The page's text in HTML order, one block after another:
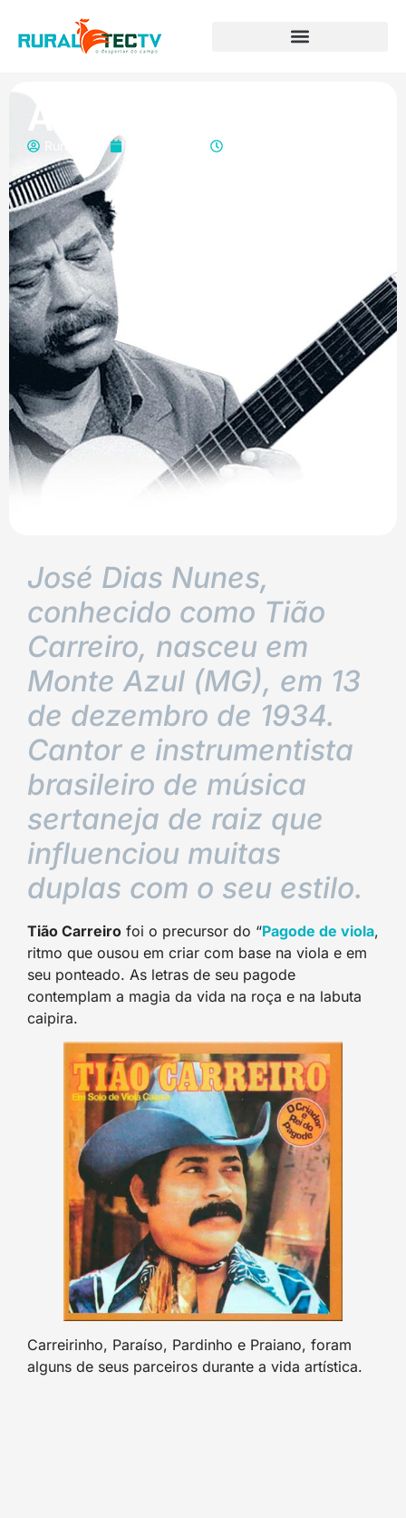
Arte – Tião Carreiro
RuraltecTV
José Dias Nunes,
conhecido como Tião
Carreiro, nasceu em
Monte Azul (MG), em 13
de dezembro de 1934.
Cantor e instrumentista
brasileiro de música
sertaneja de raiz que
influenciou muitas
duplas com o seu estilo.
Tião Carreiro foi o precursor do “Pagode de viola,
ritmo que ousou em criar com base na viola e em
seu ponteado. As letras de seu pagode
contemplam a magia da vida na roça e na labuta
caipira.
Carreirinho, Paraíso, Pardinho e Praiano, foram
alguns de seus parceiros durante a vida artística.